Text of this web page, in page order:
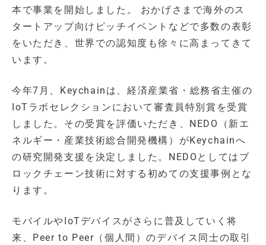
本で事業を開始しました。 おかげさまで海外のス
タートアップ向けピッチイベントなどで多数の表彰
をいただき、世界での認知度も徐々に高まってきて
います。
今年7月、Keychainは、経済産業省・総務省主催の
IoTラボセレクションにおいて審査員特別賞を受賞
しました。その受賞を評価いただき、NEDO（新エ
ネルギー・産業技術総合開発機構）がKeychainへ
の研究開発支援を決定しました。NEDOとしてはブ
ロックチェーン技術に対する初めての支援事例とな
ります。
モバイルやIoTデバイスがさらに普及していく将
来、Peer to Peer（個人間）のデバイス同士の取引